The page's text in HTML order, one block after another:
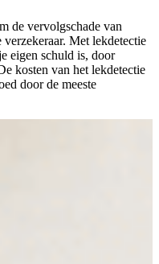
de vervolgschade van
Met lekdetectie
eigen schuld is, door
kosten van het lekdetectie
door de meeste